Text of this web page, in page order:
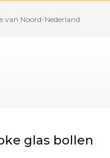
van Noord-Nederland
glas bollen